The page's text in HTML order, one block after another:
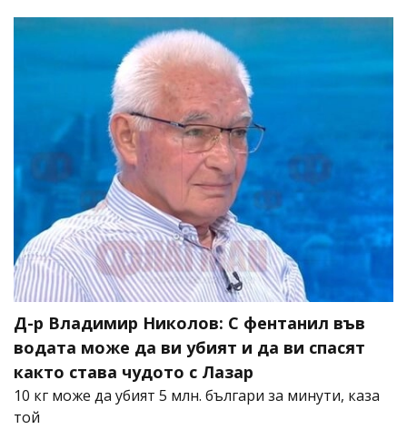
Д-р Владимир Николов: С фентанил във
водата може да ви убият и да ви спасят
както става чудото с Лазар
10 кг може да убият 5 млн. българи за минути, каза
той